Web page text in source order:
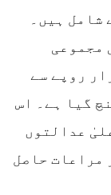
ہزار روپے شامل ہیں۔
مجموعی
کا پیکج اب 29 لاکھ 50 ہزار روپے سے
تک پہنچ گیا ہے۔ اس
عدالتوں
مراعات حاصل